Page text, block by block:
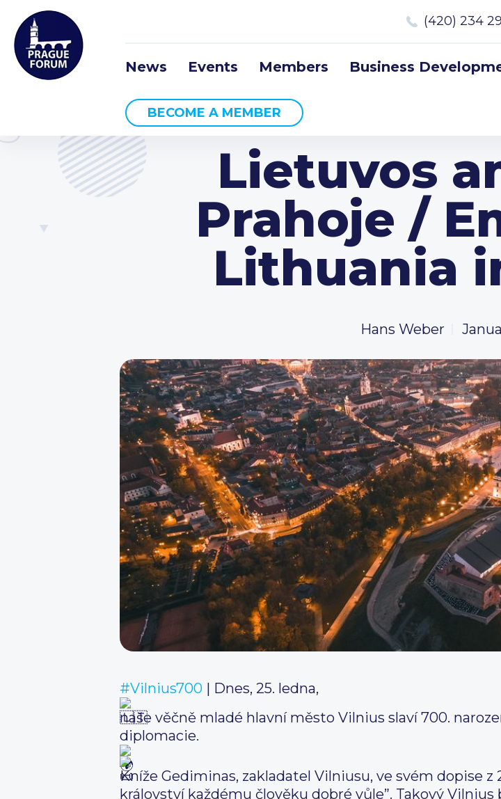
(420) 234
News Events Members Business
BECOME A MEMBER
Lietuvos
Prahoje /
Lithuania
Hans Weber
#Vilnius700 | Dnes, 25. ledna,
naše věčně mladé hlavní město Vilnius slaví 700.
diplomacie.
Kníže Gediminas, zakladatel Vilniusu, ve svém dopise z
království každému člověku dobré vůle”. Takový